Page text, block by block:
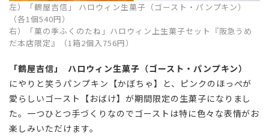
左）「鶴屋吉信」 ハロウィン生菓子（ゴースト・パンプキン）
（各1個540円）
右）「菓の季ふくのたね」ハロウィン上生菓子セット『阪急うめ
だ本店限定』（1箱2個入756円）
「鶴屋吉信」 ハロウィン生菓子（ゴースト・パンプキン）
にやりと笑うパンプキン【かぼちゃ】と、ピンクのほっぺが
愛らしいゴースト【おばけ】が期間限定の生菓子になりまし
た。一つひとつ手づくりなのでゴーストは特に色々な表情がお
楽しみいただけます。